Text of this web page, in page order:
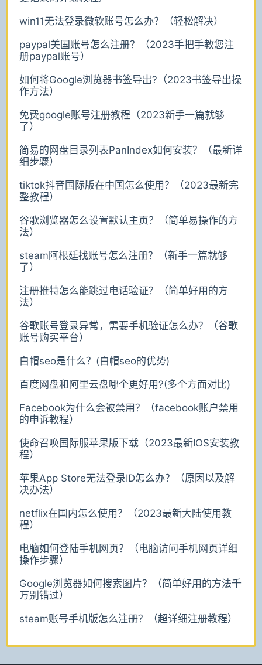
win11无法登录微软账号怎么办？（轻松解决）
paypal美国账号怎么注册？（2023手把手教您注
册paypal账号）
如何将Google浏览器书签导出?（2023书签导出操
作方法）
免费google账号注册教程（2023新手一篇就够
了）
简易的网盘目录列表PanIndex如何安装？（最新详
细步骤）
tiktok抖音国际版在中国怎么使用？（2023最新完
整教程）
谷歌浏览器怎么设置默认主页？（简单易操作的方
法）
steam阿根廷找账号怎么注册？（新手一篇就够
了）
注册推特怎么能跳过电话验证？（简单好用的方
法）
谷歌账号登录异常，需要手机验证怎么办？（谷歌
账号购买平台）
白帽seo是什么？(白帽seo的优势)
百度网盘和阿里云盘哪个更好用?(多个方面对比)
Facebook为什么会被禁用？（facebook账户禁用
的申诉教程）
使命召唤国际服苹果版下载（2023最新IOS安装教
程）
苹果App Store无法登录ID怎么办？（原因以及解
决办法）
netflix在国内怎么使用？（2023最新大陆使用教
程）
电脑如何登陆手机网页？（电脑访问手机网页详细
操作步骤）
Google浏览器如何搜索图片？（简单好用的方法千
万别错过）
steam账号手机版怎么注册？（超详细注册教程）